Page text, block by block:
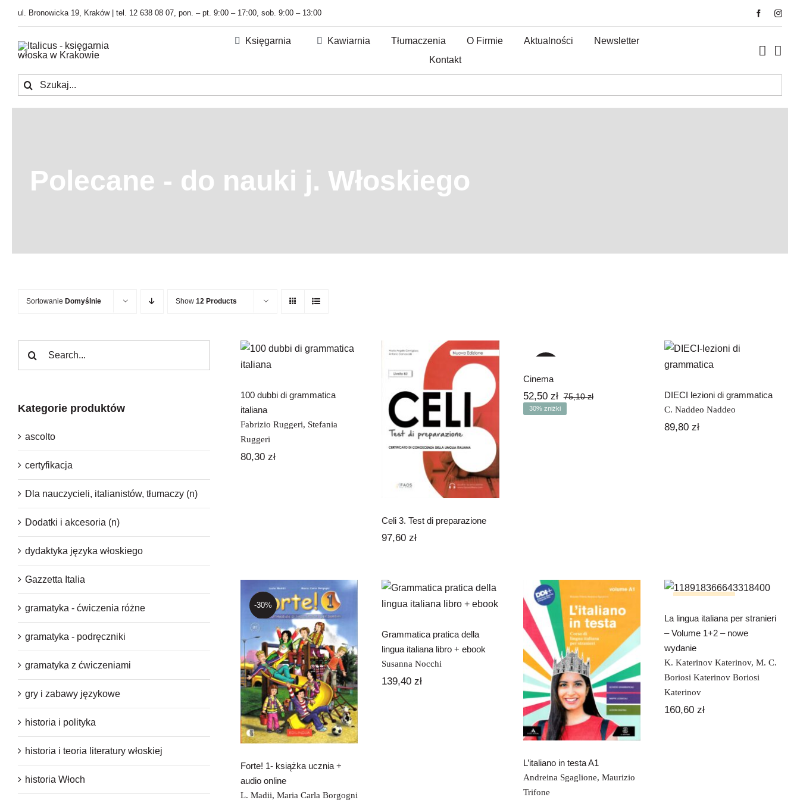
Przejdź
zawartości
ul. Bronowicka 19, Kraków | tel. 12 638 08 07, pon. – pt. 9:00 – 17:00, sob. 9:00 – 13:00
Księgarnia Kawiarnia Tłumaczenia O Firmie Aktualności
Newsletter
Kontakt
Szukaj
Polecane - do nauki j. Włoskiego
Sortowanie Domyślnie Show 12 Products
Kategorie produktów
ascolto
certyfikacja
Dla nauczycieli, italianistów, tłumaczy (n)
Dodatki i akcesoria (n)
dydaktyka języka włoskiego
Gazzetta Italia
gramatyka - ćwiczenia różne
gramatyka - podręczniki
gramatyka z ćwiczeniami
gry i zabawy językowe
historia i polityka
historia i teoria literatury włoskiej
historia Włoch
100 dubbi di
grammatica
100 dubbi di grammatica
italiana
Fabrizio Ruggeri, Stefania
Ruggeri
80,30 zł
Celi 3. Test di
preparazione
Celi 3. Test di preparazione
97,60zł
Cinema
75,10złPierwotna
52,50 zł
Aktualna
30% zniżki
DIECI lezioni di
grammatica
DIECI lezioni di grammatica
C. Naddeo Naddeo
89,80zł
-30%
Forte! 1- książka
ucznia + audio
online
Forte! 1- książka ucznia +
audio online
L. Madii, Maria Carla Borgogni
pratica della
lingua italiana
Grammatica pratica della
lingua italiana libro + ebook
Susanna Nocchi
139,40zł
L’italiano in testa
A1
L’italiano in testa A1
Andreina Sgaglione, Maurizio
Trifone
per stranieri –
Volume 1+2 –
La lingua italiana per stranieri
– Volume 1+2 – nowe
wydanie
K. Katerinov Katerinov,M. C.
Boriosi Katerinov Boriosi
Katerinov
160,60zł